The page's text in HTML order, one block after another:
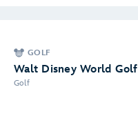
GOLF
Walt Disney World Golf
Golf